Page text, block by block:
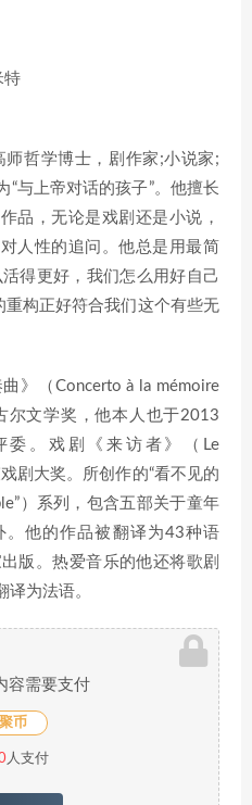
特
哲学博士，剧作家;小说家;
与上帝对话的孩子”。他擅长
品，无论是戏剧还是小说，
人性的追问。他总是用最简
得更好，我们怎么用好自己
重构正好符合我们这个有些无
》（Concerto à la mémoire
尔文学奖，他本人也于2013
委。戏剧《来访者》（Le
剧大奖。所创作的“看不见的
）系列，包含五部关于童年
。他的作品被翻译为43种语
版。热爱音乐的他还将歌剧
译为法语。
容需要支付
币
人支付